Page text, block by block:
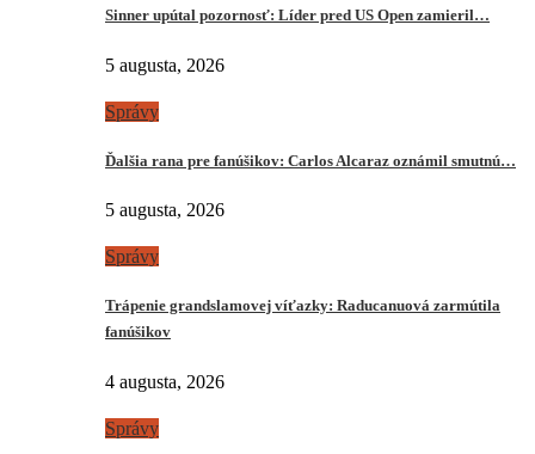
Sinner upútal pozornosť: Líder pred US Open zamieril…
5 augusta, 2026
Správy
Ďalšia rana pre fanúšikov: Carlos Alcaraz oznámil smutnú…
5 augusta, 2026
Správy
Trápenie grandslamovej víťazky: Raducanuová zarmútila
fanúšikov
4 augusta, 2026
Správy